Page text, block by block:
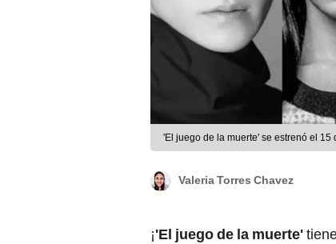
'El juego de la muerte' se estrenó el
Valeria Torres Chavez
¡'El juego de la muerte'